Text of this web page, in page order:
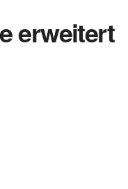
erweitert